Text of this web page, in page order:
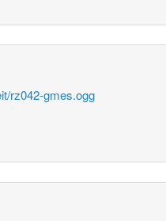
rz042-gmes.ogg